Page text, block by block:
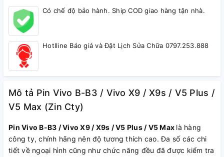
Có chế độ bảo hành. Ship COD giao hàng tận nhà.
Hotlline Báo giá và Đặt Lịch Sửa Chữa 0797.253.888
Mô tả Pin Vivo B-B3 / Vivo X9 / X9s / V5 Plus /
V5 Max (Zin Cty)
Pin Vivo B-B3 / Vivo X9 / X9s / V5 Plus / V5 Max là hàng
công ty, chính hãng nên độ tương thích cao. Đa số các chi
tiết về ngoại hình cũng như chức năng đều đã được kiểm tra